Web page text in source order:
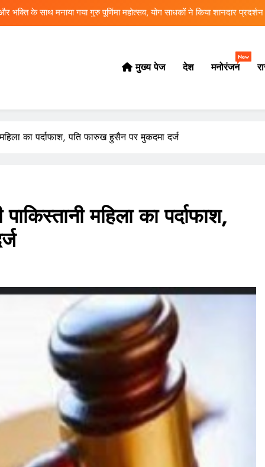
1 सितंबर से शुरू होगा खेल महाकुंभ-2026, तैयारियों में जुटा प्रशासन
से फरार मफरूर अभियुक्त आखिरकार गिरफ्तार, पुलभट्टा पुलिस को बड़ी सफलता
को भाजपा प्रदेश महिला मोर्चा में बड़ी जिम्मेदारी, प्रदेश कार्यसमिति की बनीं सदस्य
fresh, accurate, and reliable news to keep you informed
मुख्य पेज देश मनोरंजन
New
का पर्दाफाश, पति फारुख हुसैन पर मुकदमा दर्ज
महिला का पर्दाफाश,